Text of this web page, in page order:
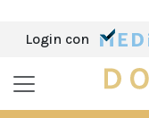
Login con